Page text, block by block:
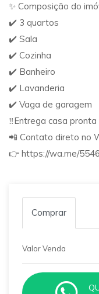
✨ Composição do
✔️ 3 quartos
✔️ Sala
✔️ Cozinha
✔️ Banheiro
✔️ Lavanderia
✔️ Vaga de garagem
‼️Entrega casa pronta
📲 Contato direto no
👉 https://wa.me/
Comprar
Valor Venda